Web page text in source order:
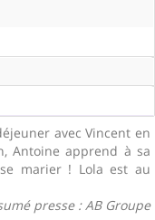
avec Vincent en
Antoine apprend à sa
marier ! Lola est au
presse : AB Groupe